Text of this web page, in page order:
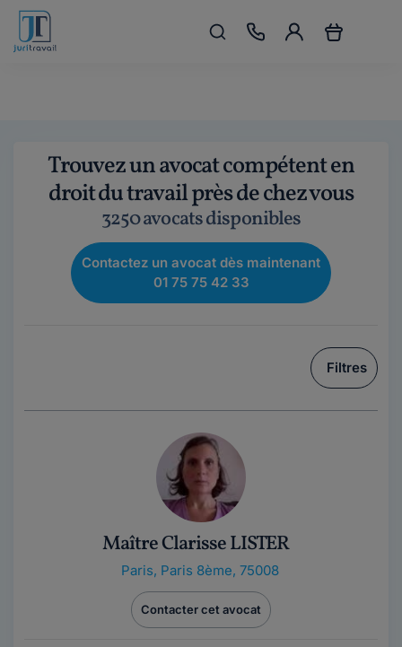
Trouvez un avocat compétent en
droit du travail près de chez vous
3250 avocats disponibles
Contactez un avocat dès maintenant
01 75 75 42 33
Filtres
Maître Clarisse LISTER
Paris, Paris 8ème, 75008
Contacter cet avocat